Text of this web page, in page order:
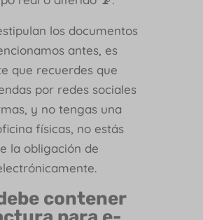
los documentos
antes, es
que recuerdes que
por redes sociales
y no tengas una
físicas, no estás
la obligación de
contener